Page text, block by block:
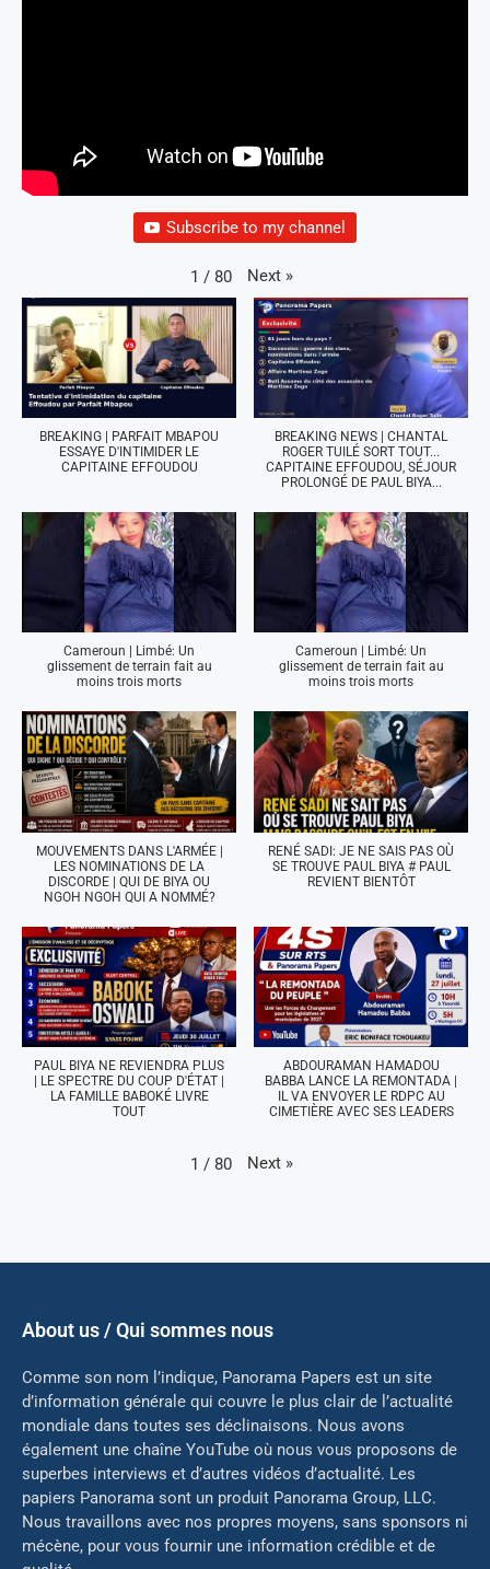
Subscribe to my channel
1 / 80 Next »
BREAKING | PARFAIT MBAPOU
ESSAYE D'INTIMIDER LE
CAPITAINE EFFOUDOU
BREAKING NEWS | CHANTAL
ROGER TUILÉ SORT TOUT...
CAPITAINE EFFOUDOU, SÉJOUR
PROLONGÉ DE PAUL BIYA...
Cameroun | Limbé: Un
glissement de terrain fait au
moins trois morts
Cameroun | Limbé: Un
glissement de terrain fait au
moins trois morts
MOUVEMENTS DANS L'ARMÉE |
LES NOMINATIONS DE LA
DISCORDE | QUI DE BIYA OU
NGOH NGOH QUI A NOMMÉ?
RENÉ SADI: JE NE SAIS PAS OÙ
SE TROUVE PAUL BIYA # PAUL
REVIENT BIENTÔT
PAUL BIYA NE REVIENDRA PLUS
| LE SPECTRE DU COUP D'ÉTAT |
LA FAMILLE BABOKÉ LIVRE
TOUT
ABDOURAMAN HAMADOU
BABBA LANCE LA REMONTADA |
IL VA ENVOYER LE RDPC AU
CIMETIÈRE AVEC SES LEADERS
1 / 80 Next »
About us / Qui sommes nous
Comme son nom l’indique, Panorama Papers est un site
d’information générale qui couvre le plus clair de l’actualité
mondiale dans toutes ses déclinaisons. Nous avons
également une chaîne YouTube où nous vous proposons de
superbes interviews et d’autres vidéos d’actualité. Les
papiers Panorama sont un produit Panorama Group, LLC.
Nous travaillons avec nos propres moyens, sans sponsors ni
mécène, pour vous fournir une information crédible et de